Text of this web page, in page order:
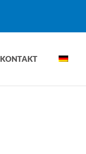
KONTAKT